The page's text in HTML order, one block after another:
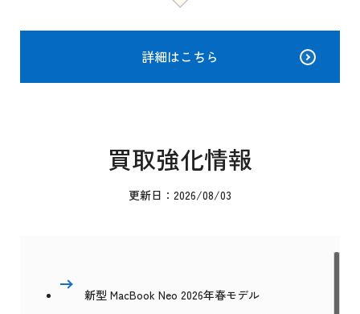
詳細はこちら
買取強化情報
更新日：2026/08/03
新型 MacBook Neo 2026年春モデル